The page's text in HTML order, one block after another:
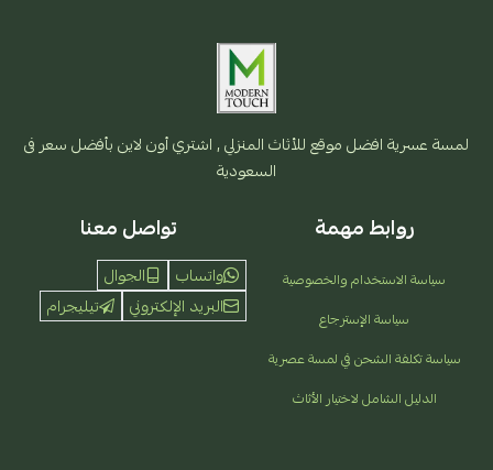
لمسة عسرية افضل موقع للأثاث المنزلي , اشتري أون لاين بأفضل سعر فى
السعودية
روابط مهمة
سياسة الاستخدام والخصوصية
سياسة الإسترجاع
سياسة تكلفة الشحن في لمسة عصرية
الدليل الشامل لاختيار الأثاث
تواصل معنا
واتساب
الجوال
البريد الإلكتروني
تيليجرام